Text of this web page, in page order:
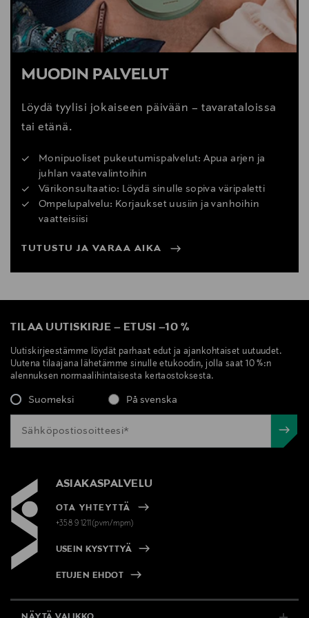
MUODIN PALVELUT
Löydä tyylisi jokaiseen päivään – tavarataloissa
tai etänä.
Monipuoliset pukeutumispalvelut: Apua arjen ja
juhlan vaatevalintoihin
Värikonsultaatio: Löydä sinulle sopiva väripaletti
Ompelupalvelu: Korjaukset uusiin ja vanhoihin
vaatteisiisi
TUTUSTU JA VARAA AIKA
TILAA UUTISKIRJE – ETUSI –10 %
Uutiskirjeestämme löydät parhaat edut ja ajankohtaiset uutuudet.
Uutena tilaajana lähetämme sinulle etukoodin, jolla saat 10 %:n
alennuksen normaalihintaisesta kertaostoksesta.
Suomeksi På svenska
ASIAKASPALVELU
OTA YHTEYTTÄ
+358 9 1211(pvm/mpm)
USEIN KYSYTTYÄ
ETUJEN EHDOT